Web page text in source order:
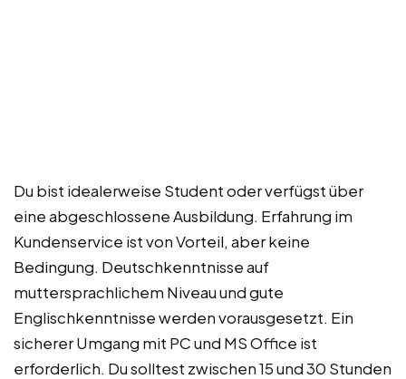
Du bist idealerweise Student oder verfügst über
eine abgeschlossene Ausbildung. Erfahrung im
Kundenservice ist von Vorteil, aber keine
Bedingung. Deutschkenntnisse auf
muttersprachlichem Niveau und gute
Englischkenntnisse werden vorausgesetzt. Ein
sicherer Umgang mit PC und MS Office ist
erforderlich. Du solltest zwischen 15 und 30 Stunden